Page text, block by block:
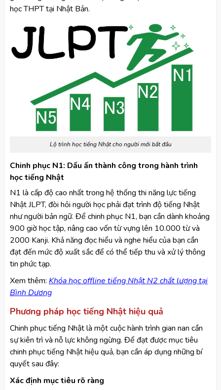
học THPT tại Nhật Bản.
Lộ trình học tiếng Nhật cho người mới bắt đầu
Chinh phục N1: Dấu ấn thành công trong hành trình
học tiếng Nhật
N1 là cấp độ cao nhất trong hệ thống thi năng lực tiếng
Nhật JLPT, đòi hỏi người học phải đạt trình độ tiếng Nhật
như người bản ngữ. Để chinh phục N1, bạn cần dành khoảng
900 giờ học tập, nâng cao vốn từ vựng lên 10.000 từ và
2000 Kanji. Khả năng đọc hiểu và nghe hiểu của bạn cần
đạt đến mức độ xuất sắc để có thể tiếp thu và xử lý thông
tin phức tạp.
Xem thêm: Khóa học offline tiếng Nhật N2 chất lượng tại
Bình Dương
Phương pháp học tiếng Nhật hiệu quả
Chinh phục tiếng Nhật là một cuộc hành trình gian nan cần
sự kiên trì và nỗ lực không ngừng. Để đạt được mục tiêu
chinh phục tiếng Nhật hiệu quả, bạn cần áp dụng những bí
quyết sau đây:
Xác định mục tiêu rõ ràng